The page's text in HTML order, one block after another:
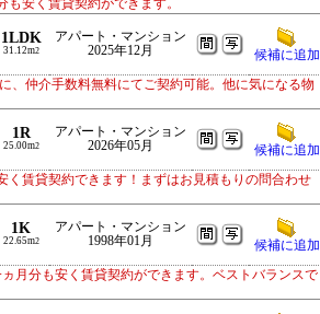
安く賃貸契約ができます。
1LDK
31.12m2
アパート・マンション
2025年12月
候補に追加
仲介手数料無料にてご契約可能。他に気になる物
1R
25.00m2
アパート・マンション
2026年05月
候補に追加
賃貸契約できます！まずはお見積もりの問合わせ
1K
22.65m2
アパート・マンション
1998年01月
候補に追加
月分も安く賃貸契約ができます。ベストバランスで